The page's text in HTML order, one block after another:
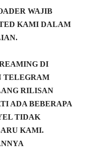
WAJIB
KAMI DALAM
DI
TELEGRAM
RILISAN
ADA BEBERAPA
TIDAK
KAMI.